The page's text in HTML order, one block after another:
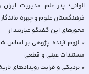
الوانی؛ پدر علم مدیریت
* لزوم آینده پژوهی بر اساس